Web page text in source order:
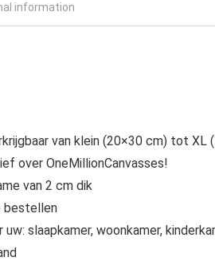
information
van klein (20×30 cm) tot XL
over OneMillionCanvasses!
van 2 cm dik
bestellen
slaapkamer, woonkamer,